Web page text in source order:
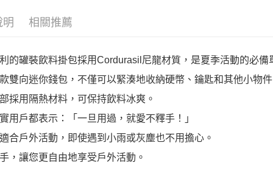
明 相關推薦
的罐裝飲料掛包採用Cordurasil尼龍材質，是夏季活動的必備
雙向迷你錢包，不僅可以緊湊地收納硬幣、鑰匙和其他小物
採用隔熱材料，可保持飲料冰爽。
用戶都表示：「一旦用過，就愛不釋手！」
合戶外活動，即使遇到小雨或灰塵也不用擔心。
，讓您更自由地享受戶外活動。